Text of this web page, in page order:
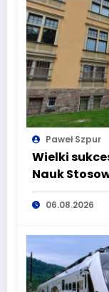
Paweł Szpur
Wielki
Nauk
Silesiusa!
wciąż masz
06.08.2026